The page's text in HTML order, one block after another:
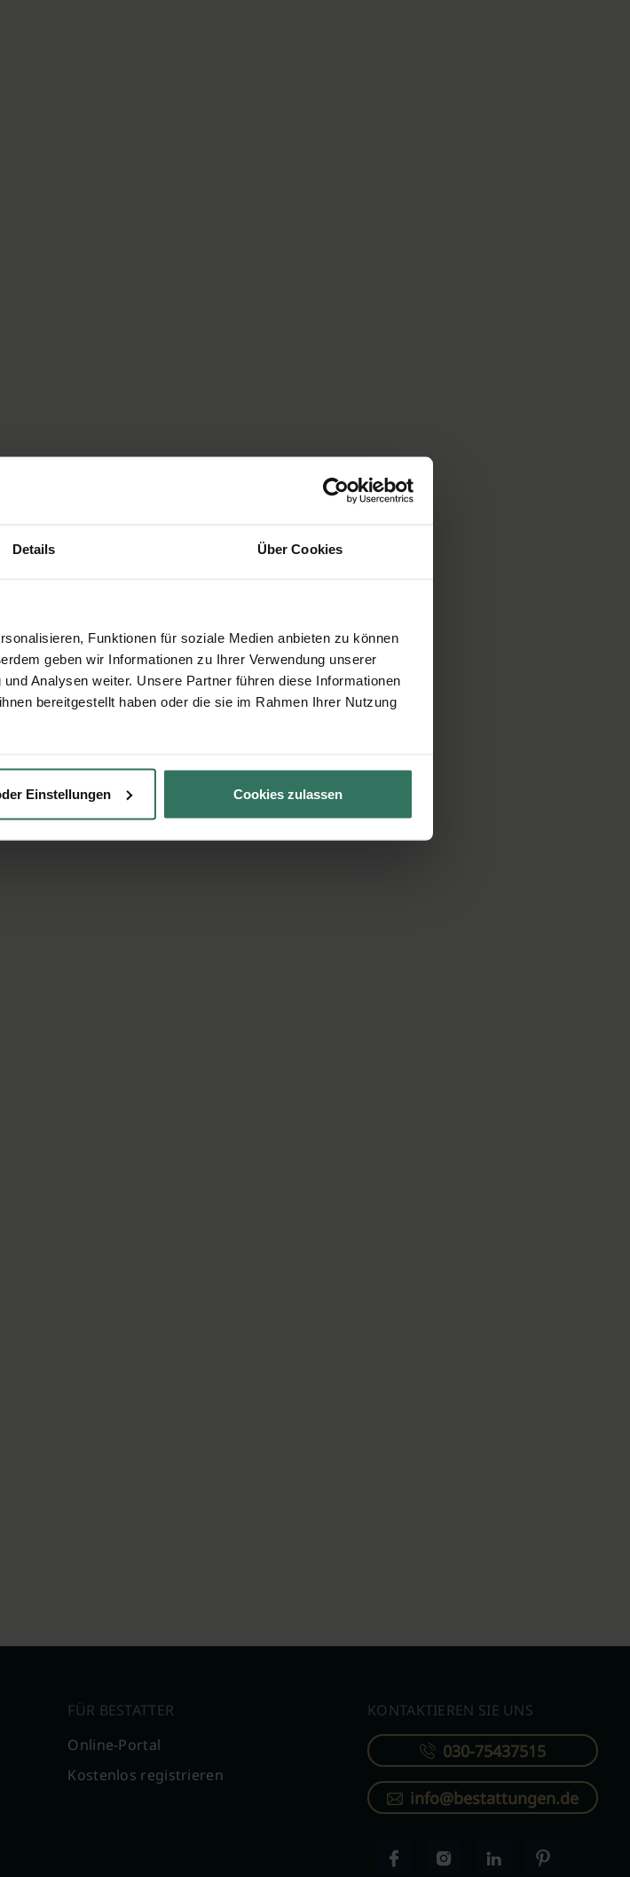
Details Über Cookies
Funktionen für soziale Medien anbieten zu können
geben wir Informationen zu Ihrer Verwendung unserer
Analysen weiter. Unsere Partner führen diese Informationen
bereitgestellt haben oder die sie im Rahmen Ihrer Nutzung
Einstellungen Cookies zulassen
FÜR BESTATTER
Online-Portal
Kostenlos registrieren
KONTAKTIEREN SIE UNS
030-75437515
info@bestattungen.de